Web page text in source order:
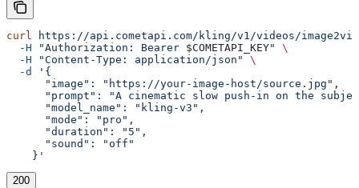
curl https://api.cometapi.com/kling/v1/videos/
  -H
"Authorization: Bearer $COMETAPI_KEY"
\
  -H
"Content-Type: application/json"
\
  -d
'{
      "image": "https://your-image-host/source.jpg",
"prompt": "A cinematic slow push-in on the
      "model_name": "kling-v3",
      "mode": "pro",
      "duration": "5",
      "sound": "off"
    }'
200